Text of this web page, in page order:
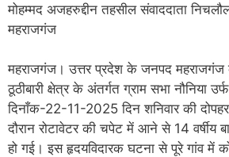
मोहम्मद अजहरुद्दीन तहसील संवाददाता
महराजगंज
महराजगंज। उत्तर प्रदेश के जनपद महराजगंज
ठूठीबारी क्षेत्र के अंतर्गत ग्राम सभा नौनिया
दिनाँक-22-11-2025 दिन शनिवार की
दौरान रोटावेटर की चपेट में आने से 14 वर्षीय
हो गई। इस हृदयविदारक घटना से पूरे गांव में